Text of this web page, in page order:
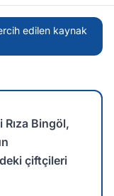
edilen kaynak
Bingöl,
çiftçileri